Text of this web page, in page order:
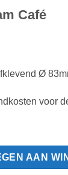
Café
Ø
voor
AAN